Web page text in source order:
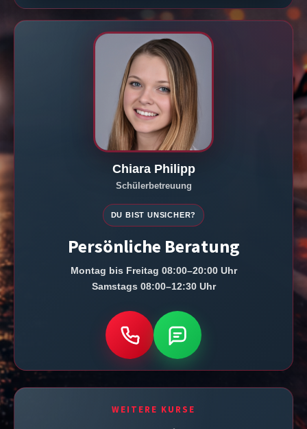
Chiara Philipp
Schülerbetreuung
DU BIST UNSICHER?
Persönliche Beratung
Montag bis Freitag 08:00–20:00 Uhr
Samstags 08:00–12:30 Uhr
WEITERE KURSE